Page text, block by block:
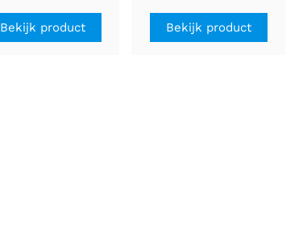
Bekijk product Bekijk product